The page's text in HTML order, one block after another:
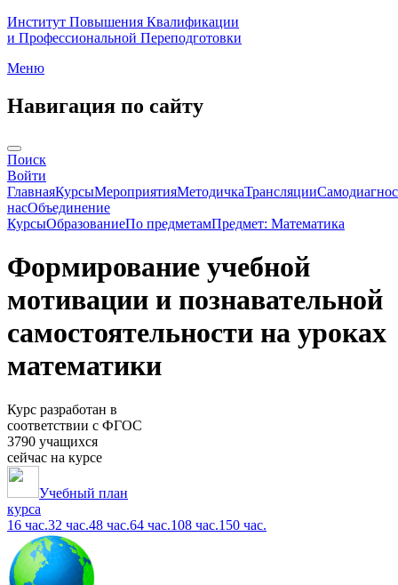
Институт Повышения Квалификации
и Профессиональной Переподготовки
Меню
Навигация по сайту
Поиск
Войти
ГлавнаяКурсыМероприятияМетодичкаТрансляции
насОбъединение
КурсыОбразованиеПо предметамПредмет: Математика
Формирование учебной
мотивации и познавательной
самостоятельности на уроках
математики
Курс разработан в
соответствии с ФГОС
3790 учащихся
сейчас на курсе
Учебный план
курса
16 час.32 час.48 час.64 час.108 час.150 час.